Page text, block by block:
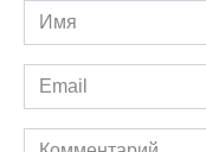
Имя
*
Email
*
Комментарий